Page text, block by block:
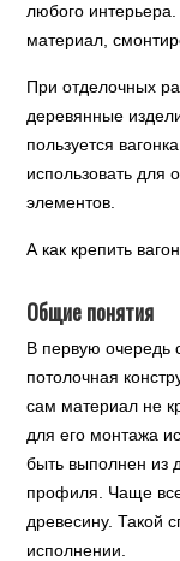
любого
материал,
При отделочных
деревянные
пользуется
использовать
элементов.
А как крепить
Общие понятия
В первую очередь
потолочная
сам материал не
для его монтажа
быть выполнен из
профиля. Чаще
древесину. Такой
исполнении.